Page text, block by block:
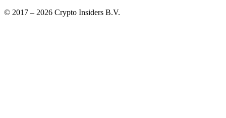
© 2017 – 2026 Crypto Insiders B.V.